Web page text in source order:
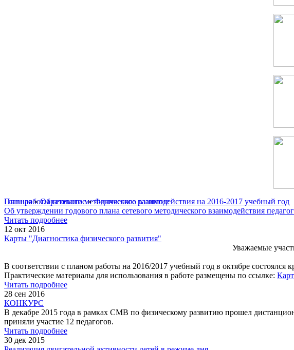
Главная»Образование»Физическое развитие
План работы сетевого методического взаимодействия на 2016-2017 учебный год
Об утверждении годового плана сетевого методического взаимодействия
Читать подробнее
12 окт 2016
Карты "Диагностика физического развития"
Уважаемые
В соответствии с планом работы на 2016/2017 учебный год в октябре
Практические материалы для использования в работе размещены по ссылке:
Читать подробнее
28 сен 2016
КОНКУРС
В декабре 2015 года в рамках СМВ по физическому развитию прошел
приняли участие 12 педагогов.
Читать подробнее
30 дек 2015